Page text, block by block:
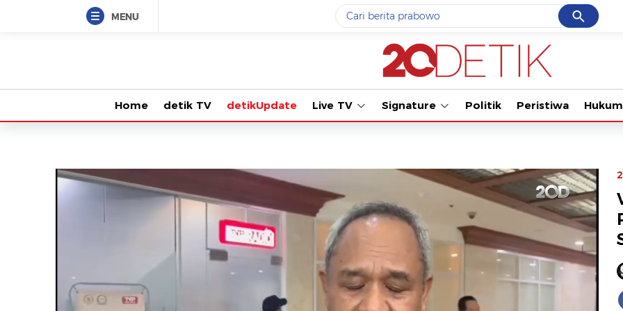
MENU Cancel
Yang sedang ramai dicari
gempa hari ini
#3gempa
#5prabowo
Promoted
Terakhir yang dicari
Loading...
Tonton kabar
Home detik TV detikUpdate Live TV Signature Politik Peristiwa Hukum